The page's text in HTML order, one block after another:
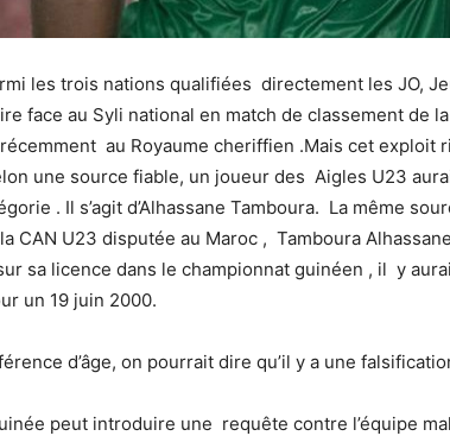
les trois nations qualifiées directement les JO,
face au Syli national en match de classement de
au Royaume cheriffien .Mais cet exploit
une source fiable, un joueur des Aigles U23
. Il s’agit d’Alhassane Tamboura. La même
CAN U23 disputée au Maroc , Tamboura
sa licence dans le championnat guinéen , il y
un 19 juin 2000.
d’âge, on pourrait dire qu’il y a une
peut introduire une requête contre l’équipe